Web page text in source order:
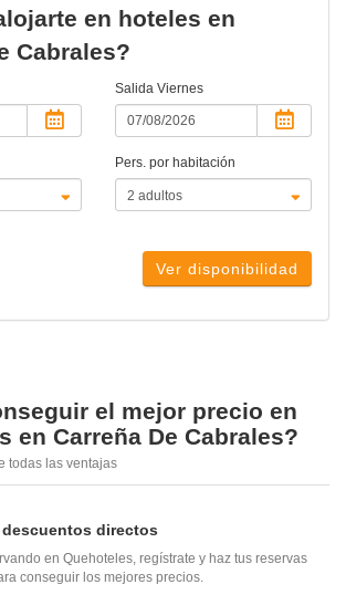
en hoteles en
Cabrales?
Salida Viernes
Pers. por habitación
Ver disponibilidad
el mejor precio en
en Carreña De Cabrales?
todas las ventajas
descuentos directos
en Quehoteles, regístrate y haz tus reservas
conseguir los mejores precios.